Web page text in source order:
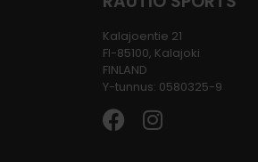
Kalajoentie 21
FI-85100, Kalajoki
FINLAND
Y-tunnus: 0580325-9